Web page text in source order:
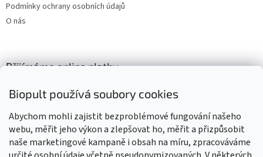
Biopult používá soubory cookies
Abychom mohli zajistit bezproblémové fungování našeho
webu, měřit jeho výkon a zlepšovat ho, měřit a přizpůsobit
naše marketingové kampaně i obsah na míru, zpracováváme
Podmínky ochrany osobních údajů
O nás
Přijímáme online platby
Výrobky označené BIO jsou certifikované kontrolní organizací CZ-
BIO-003